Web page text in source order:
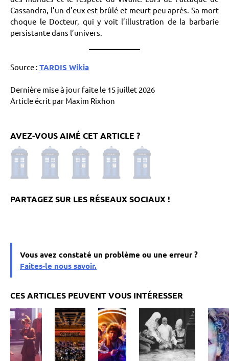
Cassandra, l’un d’eux est brûlé et meurt peu après. Sa mort
choque le Docteur, qui y voit l’illustration de la barbarie
persistante dans l’univers.
Source : TARDIS Wikia
Dernière mise à jour faite le 15 juillet 2026
Article écrit par Maxim Rixhon
AVEZ-VOUS AIMÉ CET ARTICLE ?
Vous avez constaté un problème ou une erreur ?
Faites-le nous savoir.